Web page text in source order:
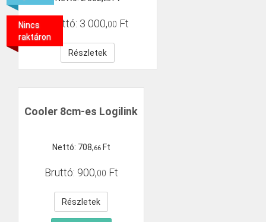
Bruttó: 3 000,00 Ft
Részletek
Nincs
raktáron
Cooler 8cm-es Logilink
Nettó: 708,66 Ft
Bruttó: 900,00 Ft
Részletek